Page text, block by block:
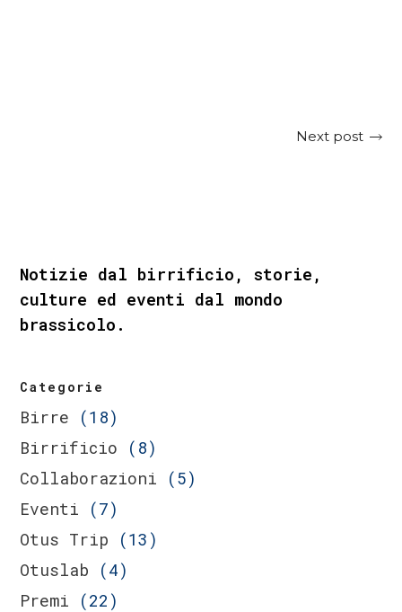
Next post
Notizie dal birrificio, storie,
culture ed eventi dal mondo
brassicolo.
Categorie
Birre (18)
Birrificio (8)
Collaborazioni (5)
Eventi (7)
Otus Trip (13)
Otuslab (4)
Premi (22)